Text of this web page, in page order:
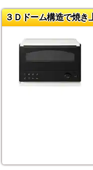
３Ｄドーム構造で焼き